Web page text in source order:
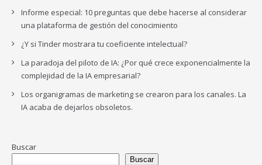
Informe especial: 10 preguntas que debe hacerse al considerar
una plataforma de gestión del conocimiento
¿Y si Tinder mostrara tu coeficiente intelectual?
La paradoja del piloto de IA: ¿Por qué crece exponencialmente la
complejidad de la IA empresarial?
Los organigramas de marketing se crearon para los canales. La
IA acaba de dejarlos obsoletos.
Buscar
Buscar